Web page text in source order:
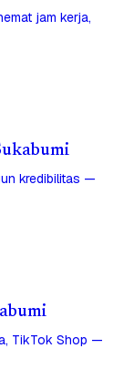
jam kerja,
kredibilitas —
TikTok Shop —